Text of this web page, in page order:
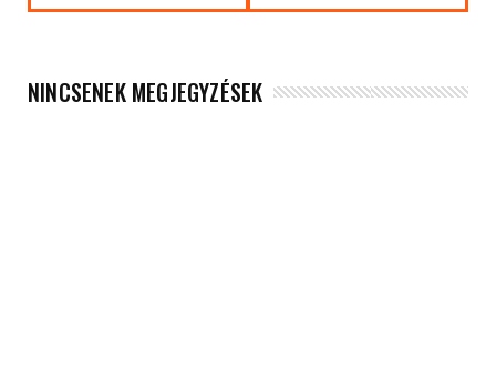
NINCSENEK MEGJEGYZÉSEK